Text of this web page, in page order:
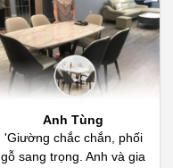
Anh Tùng
'Giường chắc chắn, phối
gỗ sang trọng. Anh và gia